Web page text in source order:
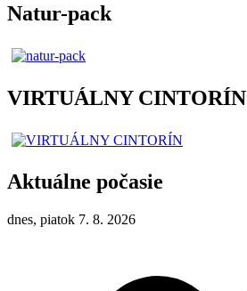
Natur-pack
VIRTUÁLNY CINTORÍN
Aktuálne počasie
dnes, piatok 7. 8. 2026